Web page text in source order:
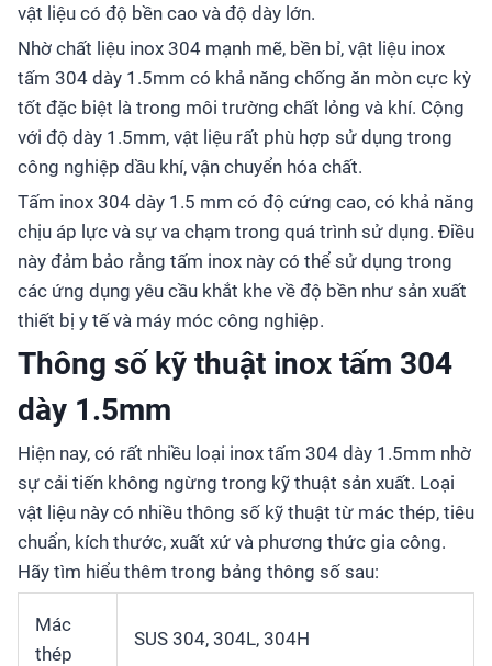
vật liệu có độ bền cao và độ dày lớn.
Nhờ chất liệu inox 304 mạnh mẽ, bền bỉ, vật liệu inox
tấm 304 dày 1.5mm có khả năng chống ăn mòn cực kỳ
tốt đặc biệt là trong môi trường chất lỏng và khí. Cộng
với độ dày 1.5mm, vật liệu rất phù hợp sử dụng trong
công nghiệp dầu khí, vận chuyển hóa chất.
Tấm inox 304 dày 1.5 mm có độ cứng cao, có khả năng
chịu áp lực và sự va chạm trong quá trình sử dụng. Điều
này đảm bảo rằng tấm inox này có thể sử dụng trong
các ứng dụng yêu cầu khắt khe về độ bền như sản xuất
thiết bị y tế và máy móc công nghiệp.
Thông số kỹ thuật inox tấm 304
dày 1.5mm
Hiện nay, có rất nhiều loại inox tấm 304 dày 1.5mm nhờ
sự cải tiến không ngừng trong kỹ thuật sản xuất. Loại
vật liệu này có nhiều thông số kỹ thuật từ mác thép, tiêu
chuẩn, kích thước, xuất xứ và phương thức gia công.
Hãy tìm hiểu thêm trong bảng thông số sau:
Mác
thép
SUS 304, 304L, 304H